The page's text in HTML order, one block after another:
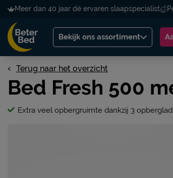
Meer dan 40 jaar dé ervaren slaapspecialist
Bekijk ons assortiment
Terug naar het overzicht
Bed Fresh 500
Extra veel opbergruimte dankzij 3